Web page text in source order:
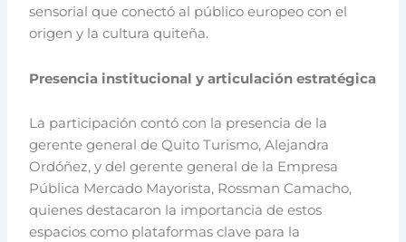
sensorial que conectó al público europeo con el
origen y la cultura quiteña.
Presencia institucional y articulación estratégica
La participación contó con la presencia de la
gerente general de Quito Turismo, Alejandra
Ordóñez, y del gerente general de la Empresa
Pública Mercado Mayorista, Rossman Camacho,
quienes destacaron la importancia de estos
espacios como plataformas clave para la